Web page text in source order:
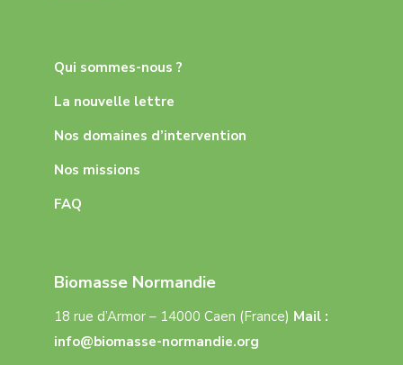
Qui sommes-nous ?
La nouvelle lettre
Nos domaines d’intervention
Nos missions
FAQ
Biomasse Normandie
18 rue d’Armor – 14000 Caen (France) Mail :
info@biomasse-normandie.org